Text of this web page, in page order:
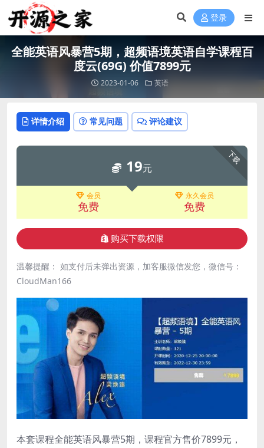
登录
全能英语风暴营5期，超频语境英语自学课程百
度云(69G) 价值7899元
2023-01-06 英语
详情介绍 常见问题 评论建议
下载
19元
会员
免费
永久会员
免费
购买下载权限
温馨提醒： 如支付后未弹出资源，加客服微信发您，微信号：
CloudMan166
本套课程全能英语风暴营5期，课程官方售价7899元，